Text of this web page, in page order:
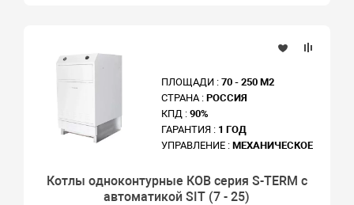
ПЛОЩАДИ : 70 - 250 М2
СТРАНА : РОССИЯ
КПД : 90%
ГАРАНТИЯ : 1 ГОД
УПРАВЛЕНИЕ : МЕХАНИЧЕСКОЕ
Котлы одноконтурные КОВ серия S-TERM с
автоматикой SIT (7 - 25)